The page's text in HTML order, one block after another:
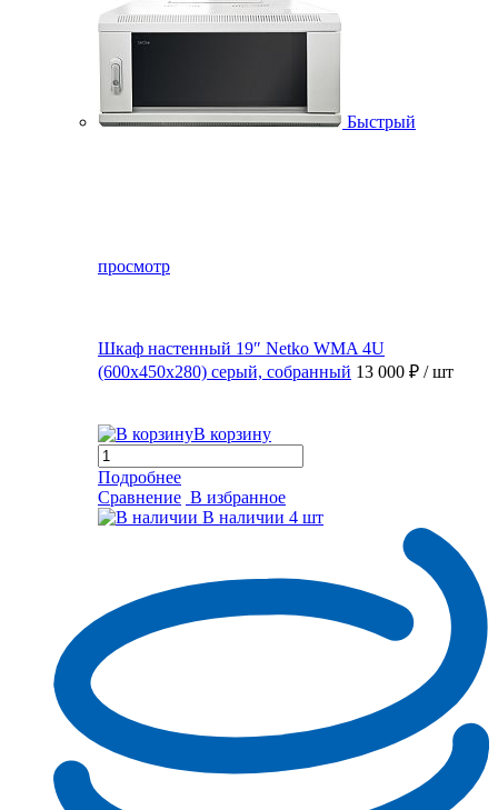
Быстрый
просмотр
Шкаф настенный 19″ Netko WMA 4U
(600x450x280) серый, собранный 13 000 ₽ / шт
В корзину
Подробнее
Сравнение В избранное
В наличии 4 шт